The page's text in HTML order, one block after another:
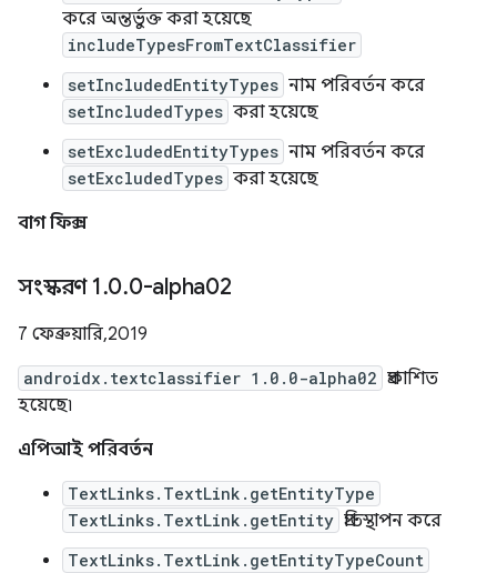
করে অন্তর্ভুক্ত করা হয়েছে
includeTypesFromTextClassifier
setIncludedEntityTypes নাম পরিবর্তন করে
setIncludedTypes করা হয়েছে
setExcludedEntityTypes নাম পরিবর্তন করে
setExcludedTypes করা হয়েছে
বাগ ফিক্স
সংস্করণ 1.0.0-alpha02
7 ফেব্রুয়ারি, 2019
androidx.textclassifier 1.0.0-alpha02 প্রকাশিত
হয়েছে৷
এপিআই পরিবর্তন
TextLinks.TextLink.getEntityType
TextLinks.TextLink.getEntity প্রতিস্থাপন করে
TextLinks.TextLink.getEntityTypeCount